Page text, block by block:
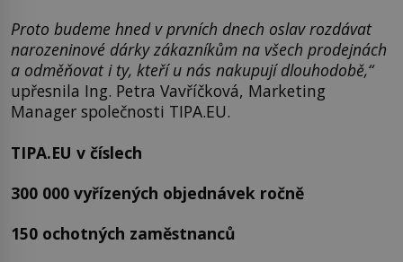
Proto budeme hned v prvních dnech oslav rozdávat
narozeninové dárky zákazníkům na všech prodejnách
a odměňovat i ty, kteří u nás nakupují dlouhodobě,“
upřesnila Ing. Petra Vavříčková, Marketing
Manager společnosti TIPA.EU.
TIPA.EU v číslech
300 000 vyřízených objednávek ročně
150 ochotných zaměstnanců